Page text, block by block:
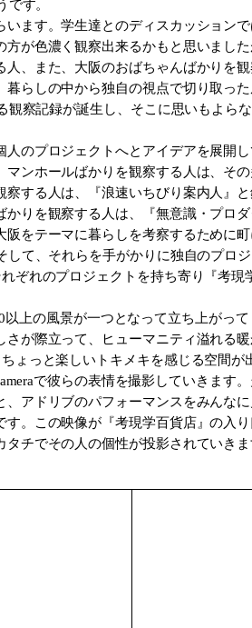
す。
ます。学生達とのディスカッション
が色濃く観察出来るかもと思いまし
、また、大阪のおばちゃんばかりを
らしの中から独自の視点で切り取っ
察記録が誕生し、そこに思いもよ
のプロジェクトへとアイデアを展開
ンホールばかりを観察する人は、そ
する人は、『浪速いちびり案内人』
りを観察する人は、『無意識・プロ
をテーマに暮らしを考察するために
て、それらを手がかりに独自のプロ
れのプロジェクトを持ち寄り『考現
上の風景が一つとなって立ち上がっ
が際立って、ヒューマニティ溢れる
ょっと楽しいトキメキを感じる空間
で彼らの表情を撮影していきま
アドリブのパフォーマンスをみんな
。この映像が『考現学百貨店』の入
チでその人の個性が投影されていき